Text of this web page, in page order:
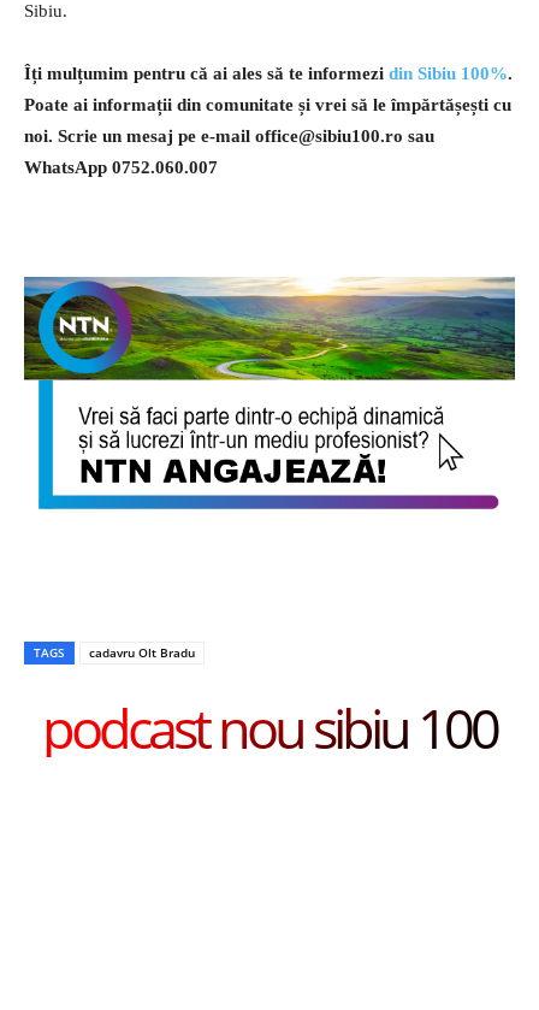
Sibiu.
Îți mulțumim pentru că ai ales să te informezi din Sibiu 100%.
Poate ai informații din comunitate și vrei să le împărtășești cu
noi. Scrie un mesaj pe e-mail office@sibiu100.ro sau
WhatsApp 0752.060.007
TAGS cadavru Olt Bradu
podcast nou sibiu 100